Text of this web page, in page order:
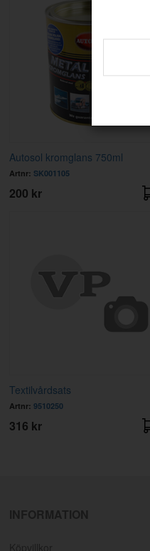
Autosol kromglans 750ml
Artnr: SK001105
200 kr
Textilvårdsats
Artnr: 9510250
316 kr